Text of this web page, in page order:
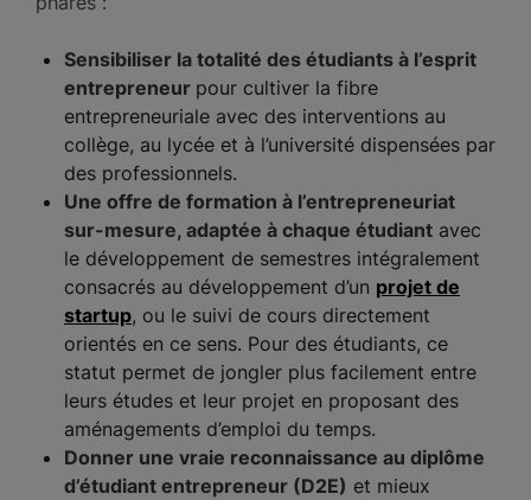
Sensibiliser la totalité des étudiants à l’esprit
entrepreneur pour cultiver la fibre
entrepreneuriale avec des interventions au
collège, au lycée et à l’université dispensées par
des professionnels.
Une offre de formation à l’entrepreneuriat
sur-mesure, adaptée à chaque étudiant avec
le développement de semestres intégralement
consacrés au développement d’un projet de
startup, ou le suivi de cours directement
orientés en ce sens. Pour des étudiants, ce
statut permet de jongler plus facilement entre
leurs études et leur projet en proposant des
aménagements d’emploi du temps.
Donner une vraie reconnaissance au diplôme
d’étudiant entrepreneur (D2E) et mieux